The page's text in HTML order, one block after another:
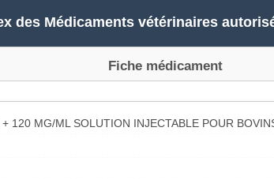
des Médicaments vétérinaires
Fiche médicament
120 MG/ML SOLUTION INJECTABLE POUR